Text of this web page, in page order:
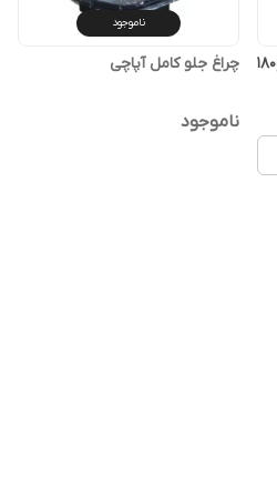
ناموجود
چراغ جلو کامل آپاچی
ناموجود